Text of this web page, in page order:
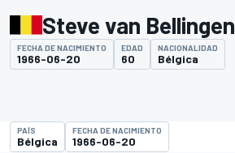
Steve van Bellingen
FECHA DE NACIMIENTO
1966-06-20
EDAD
60
NACIONALIDAD
Bélgica
PAÍS
Bélgica
FECHA DE NACIMIENTO
1966-06-20